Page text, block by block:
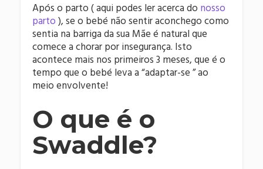
Após o parto ( aqui podes ler acerca do nosso
parto), se o bebé não sentir aconchego como
sentia na barriga da sua Mãe é natural que
comece a chorar por insegurança. Isto
acontece mais nos primeiros 3 meses, que é o
tempo que o bebé leva a “adaptar-se ” ao
meio envolvente!
O que é o
Swaddle?